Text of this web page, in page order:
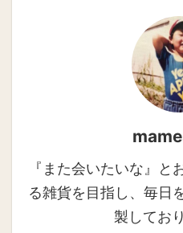
『また会いたいな』と
る雑貨を目指し、毎日
製してお